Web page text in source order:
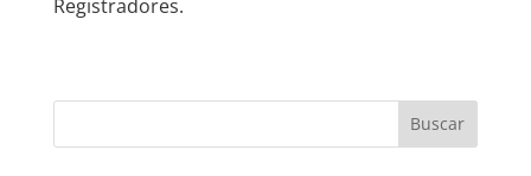
Registradores.